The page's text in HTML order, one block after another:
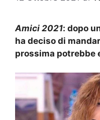
Amici 2021: dopo
ha deciso di
prossima potrebbe